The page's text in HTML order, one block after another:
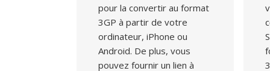
pour la convertir au format
3GP à partir de votre
ordinateur, iPhone ou
Android. De plus, vous
pouvez fournir un lien à